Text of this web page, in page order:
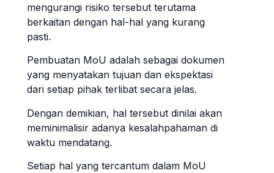
mengurangi risiko tersebut terutama
berkaitan dengan hal-hal yang kurang
pasti.
Pembuatan MoU adalah sebagai dokumen
yang menyatakan tujuan dan ekspektasi
dari setiap pihak terlibat secara jelas.
Dengan demikian, hal tersebut dinilai akan
meminimalisir adanya kesalahpahaman di
waktu mendatang.
Setiap hal yang tercantum dalam MoU